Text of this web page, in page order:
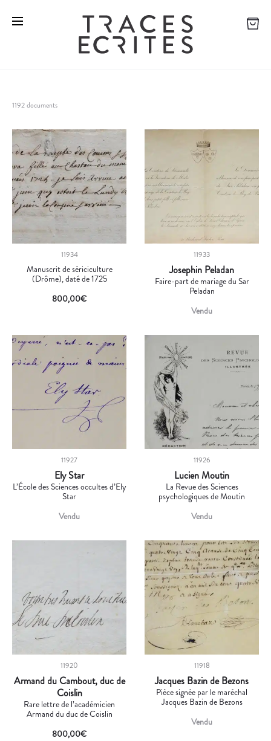
1192 documents
11934
Manuscrit de sériciculture
(Drôme), daté de 1725
800,00€
11933
Josephin Peladan
Faire-part de mariage du Sar
Peladan
Vendu
11927
Ely Star
L’École des Sciences occultes d’Ely
Star
Vendu
11926
Lucien Moutin
La Revue des Sciences
psychologiques de Moutin
Vendu
11920
Armand du Cambout, duc de
Coislin
Rare lettre de l’académicien
Armand du duc de Coislin
800,00€
11918
Jacques Bazin de Bezons
Pièce signée par le maréchal
Jacques Bazin de Bezons
Vendu